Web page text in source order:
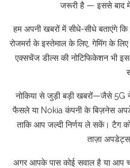
जरूरी है — इससे बाद में
हम अपनी खबरों में सीधे-सीधे बताएंगे
रोजमर्रा के इस्तेमाल के लिए, गेमिंग के
एक्सचेंज डील्स की नोटिफिकेशन भी
नोकिया से जुड़ी बड़ी खबरों—जैसे
फैसले या Nokia कंपनी के बिज़नेस
ताकि आप जल्दी निर्णय ले सकें। टैग
ताज़ा
अगर आपके पास कोई सवाल है या आप